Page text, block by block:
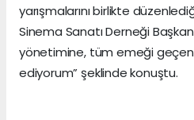
yarışmalarını birlikte
Sinema Sanatı Derneği
yönetimine, tüm emeği
ediyorum” şeklinde konuştu.